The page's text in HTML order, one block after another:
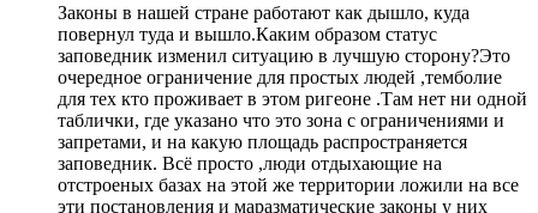
Законы в нашей стране работают как дышло, куда
повернул туда и вышло.Каким образом статус
заповедник изменил ситуацию в лучшую сторону?Это
очередное ограничение для простых людей ,темболие
для тех кто проживает в этом ригеоне .Там нет ни одной
таблички, где указано что это зона с ограничениями и
запретами, и на какую площадь распространяется
заповедник. Всё просто ,люди отдыхающие на
отстроеных базах на этой же территории ложили на все
эти постановления и маразматические законы у них